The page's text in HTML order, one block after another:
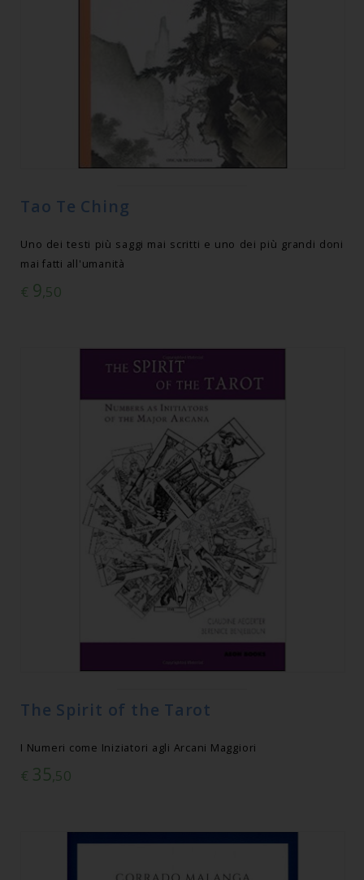
Tao Te Ching
Uno dei testi più saggi mai scritti e uno dei più grandi doni
mai fatti all'umanità
€ 9,50
The Spirit of the Tarot
I Numeri come Iniziatori agli Arcani Maggiori
€ 35,50